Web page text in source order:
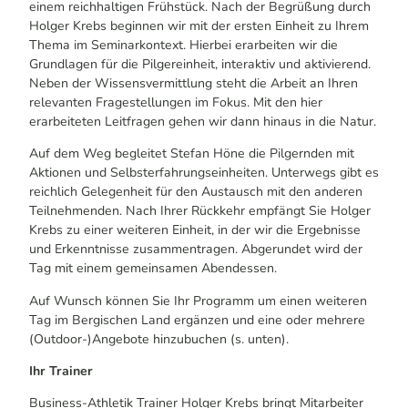
einem reichhaltigen Frühstück. Nach der Begrüßung durch
Holger Krebs beginnen wir mit der ersten Einheit zu Ihrem
Thema im Seminarkontext. Hierbei erarbeiten wir die
Grundlagen für die Pilgereinheit, interaktiv und aktivierend.
Neben der Wissensvermittlung steht die Arbeit an Ihren
relevanten Fragestellungen im Fokus. Mit den hier
erarbeiteten Leitfragen gehen wir dann hinaus in die Natur.
Auf dem Weg begleitet Stefan Höne die Pilgernden mit
Aktionen und Selbsterfahrungseinheiten. Unterwegs gibt es
reichlich Gelegenheit für den Austausch mit den anderen
Teilnehmenden. Nach Ihrer Rückkehr empfängt Sie Holger
Krebs zu einer weiteren Einheit, in der wir die Ergebnisse
und Erkenntnisse zusammentragen. Abgerundet wird der
Tag mit einem gemeinsamen Abendessen.
Auf Wunsch können Sie Ihr Programm um einen weiteren
Tag im Bergischen Land ergänzen und eine oder mehrere
(Outdoor-)Angebote hinzubuchen (s. unten).
Ihr Trainer
Business-Athletik Trainer Holger Krebs bringt Mitarbeiter